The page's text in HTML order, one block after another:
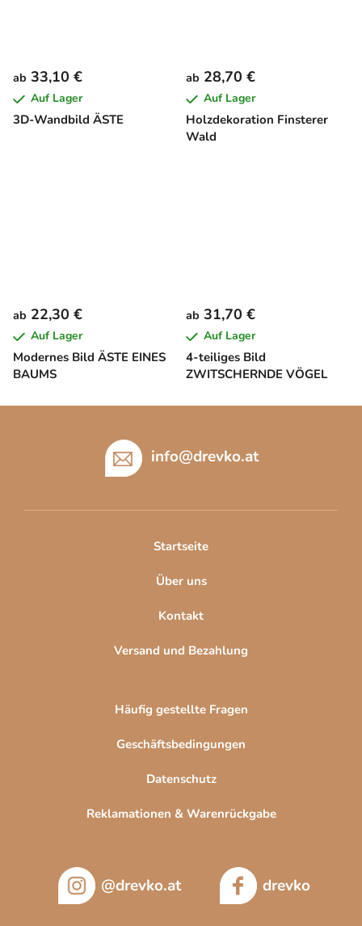
3D-Wandbild ÄSTE
ab 33,10 €
Auf Lager
Holzdekoration Finsterer
Wald
ab 28,70 €
Auf Lager
Modernes Bild ÄSTE EINES
BAUMS
ab 22,30 €
Auf Lager
4-teiliges Bild
ZWITSCHERNDE VÖGEL
ab 31,70 €
Auf Lager
info@drevko.at
Startseite
Über uns
Kontakt
Versand und Bezahlung
Häufig gestellte Fragen
Geschäftsbedingungen
Datenschutz
Reklamationen & Warenrückgabe
@drevko.at drevko